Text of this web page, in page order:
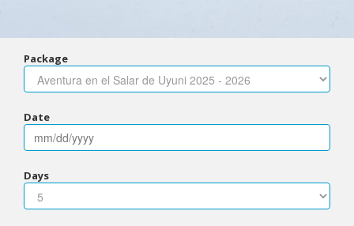
Package
Date
Days